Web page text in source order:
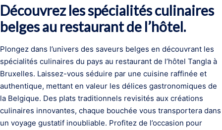
Découvrez les spécialités culinaires
belges au restaurant de l’hôtel.
Plongez dans l’univers des saveurs belges en découvrant les
spécialités culinaires du pays au restaurant de l’hôtel Tangla à
Bruxelles. Laissez-vous séduire par une cuisine raffinée et
authentique, mettant en valeur les délices gastronomiques de
la Belgique. Des plats traditionnels revisités aux créations
culinaires innovantes, chaque bouchée vous transportera dans
un voyage gustatif inoubliable. Profitez de l’occasion pour